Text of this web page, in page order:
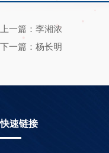
上一篇：李湘浓
下一篇：杨长明
快速链接